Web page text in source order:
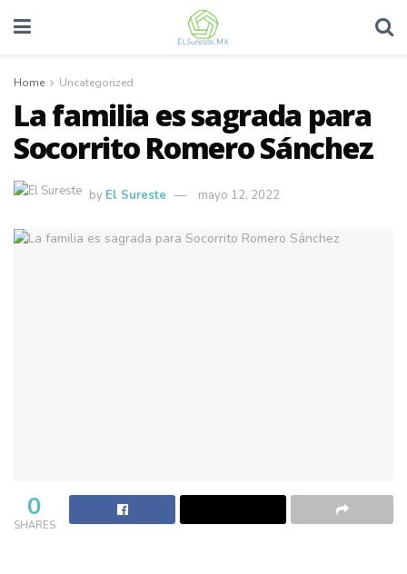
Home Uncategorized
La familia es sagrada para
Socorrito Romero Sánchez
by El Sureste mayo 12, 2022
0
SHARES